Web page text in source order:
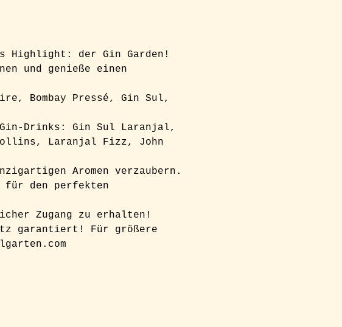
Highlight: der Gin Garden!
und genieße einen
Bombay Pressé, Gin Sul,
Drinks: Gin Sul Laranjal,
Laranjal Fizz, John
Aromen verzaubern.
für den perfekten
Zugang zu erhalten!
garantiert! Für größere